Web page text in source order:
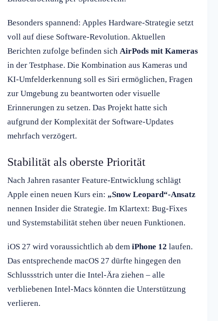
Besonders spannend: Apples Hardware-Strategie setzt
voll auf diese Software-Revolution. Aktuellen
Berichten zufolge befinden sich AirPods mit Kameras
in der Testphase. Die Kombination aus Kameras und
KI-Umfelderkennung soll es Siri ermöglichen, Fragen
zur Umgebung zu beantworten oder visuelle
Erinnerungen zu setzen. Das Projekt hatte sich
aufgrund der Komplexität der Software-Updates
mehrfach verzögert.
Stabilität als oberste Priorität
Nach Jahren rasanter Feature-Entwicklung schlägt
Apple einen neuen Kurs ein: „Snow Leopard“-Ansatz
nennen Insider die Strategie. Im Klartext: Bug-Fixes
und Systemstabilität stehen über neuen Funktionen.
iOS 27 wird voraussichtlich ab dem iPhone 12 laufen.
Das entsprechende macOS 27 dürfte hingegen den
Schlussstrich unter die Intel-Ära ziehen – alle
verbliebenen Intel-Macs könnten die Unterstützung
verlieren.